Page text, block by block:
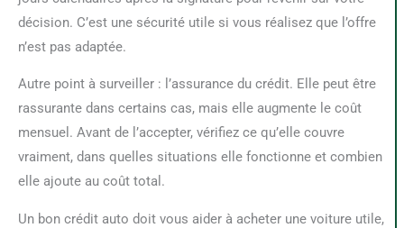
décision. C’est une sécurité utile si vous réalisez que l’offre
n’est pas adaptée.
Autre point à surveiller : l’assurance du crédit. Elle peut être
rassurante dans certains cas, mais elle augmente le coût
mensuel. Avant de l’accepter, vérifiez ce qu’elle couvre
vraiment, dans quelles situations elle fonctionne et combien
elle ajoute au coût total.
Un bon crédit auto doit vous aider à acheter une voiture utile,